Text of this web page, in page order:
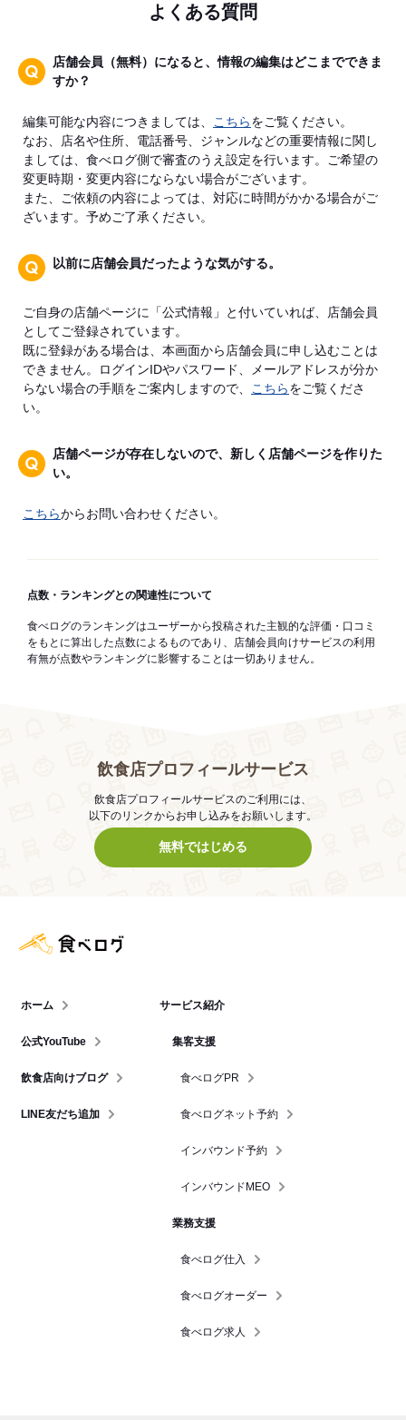
よくある質問
店舗会員（無料）になると、情報の編集はどこまでできま
すか？
編集可能な内容につきましては、 こちらをご覧ください。
なお、店名や住所、電話番号、ジャンルなどの重要情報に関し
ましては、食べログ側で審査のうえ設定を行います。ご希望の
変更時期・変更内容にならない場合がございます。
また、ご依頼の内容によっては、対応に時間がかかる場合がご
ざいます。予めご了承ください。
以前に店舗会員だったような気がする。
ご自身の店舗ページに「公式情報」と付いていれば、店舗会員
としてご登録されています。
既に登録がある場合は、本画面から店舗会員に申し込むことは
できません。ログインIDやパスワード、メールアドレスが分か
らない場合の手順をご案内しますので、
こちらをご覧くださ
い。
店舗ページが存在しないので、新しく店舗ページを作りた
い。
こちらからお問い合わせください。
点数・ランキングとの関連性について
食べログのランキングはユーザーから投稿された主観的な評価・口コミ
をもとに算出した点数によるものであり、店舗会員向けサービスの利用
有無が点数やランキングに影響することは一切ありません。
飲食店プロフィールサービス
飲食店プロフィールサービスのご利用には、
以下のリンクからお申し込みをお願いします。
無料ではじめる
ホーム
公式YouTube
飲食店向けブログ
LINE友だち追加
サービス紹介
集客支援
食べログPR
食べログネット予約
インバウンド予約
インバウンドMEO
業務支援
食べログ仕入
食べログオーダー
食べログ求人